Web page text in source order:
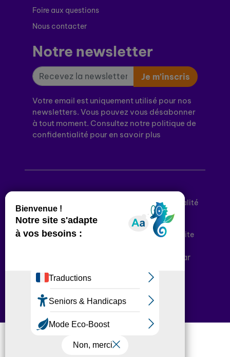
Foire aux questions
Nous contacter
Notre newsletter
Je m’inscris
Votre email est uniquement utilisé pour nos
newsletters. Vous pouvez vous désabonner
à tout moment. Consultez notre politique de
confidentialité pour en savoir plus
Politique de confidentialité
Conditions générales d’utilisation
Déclaration d’accessibilité
Plan du site
Plateforme développée en France par